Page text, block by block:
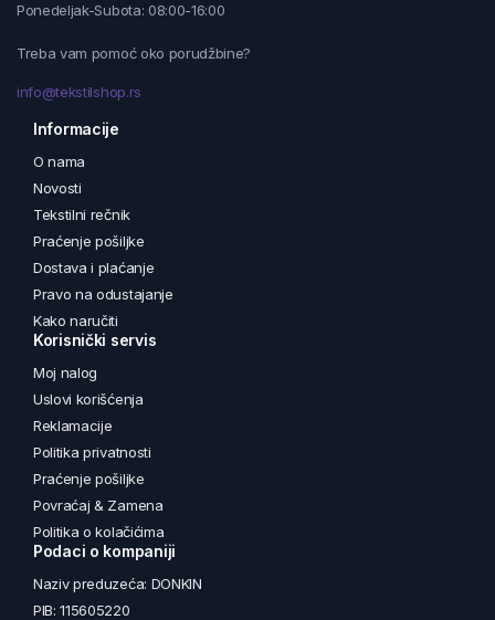
Ponedeljak-Subota: 08:00-16:00
Treba vam pomoć oko porudžbine?
info@tekstilshop.rs
Informacije
O nama
Novosti
Tekstilni rečnik
Praćenje pošiljke
Dostava i plaćanje
Pravo na odustajanje
Kako naručiti
Korisnički servis
Moj nalog
Uslovi korišćenja
Reklamacije
Politika privatnosti
Praćenje pošiljke
Povraćaj & Zamena
Politika o kolačićima
Podaci o kompaniji
Naziv preduzeća: DONKIN
PIB: 115605220